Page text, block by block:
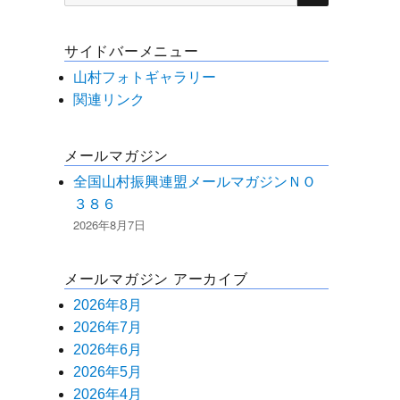
索
象:
サイドバーメニュー
山村フォトギャラリー
関連リンク
メールマガジン
全国山村振興連盟メールマガジンＮＯ
３８６
2026年8月7日
メールマガジン アーカイブ
2026年8月
2026年7月
2026年6月
2026年5月
2026年4月